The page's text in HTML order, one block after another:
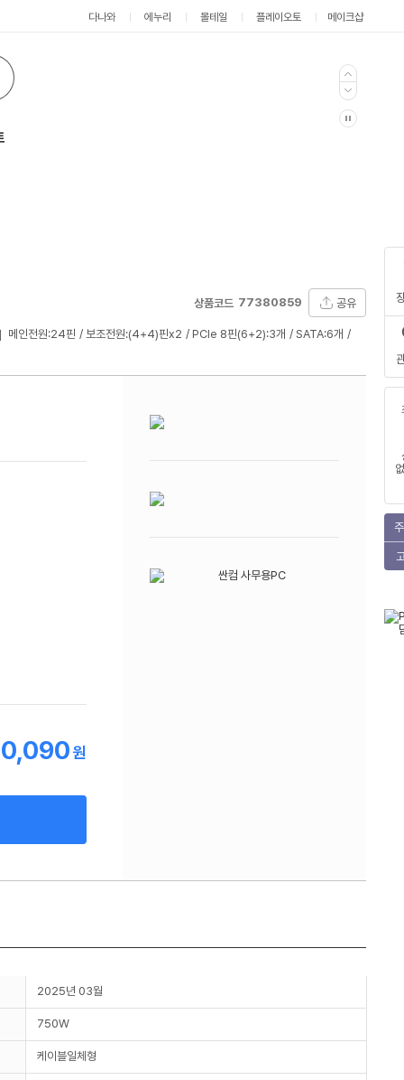
다나와 에누리 몰테일 플레이오토 메이크샵
상품코드 77380859 공유
메인전원:24핀 보조전원:(4+4)핀x2 PCIe 8핀(6+2):3개 SATA:6개
원
2025년 03월
750W
케이블일체형